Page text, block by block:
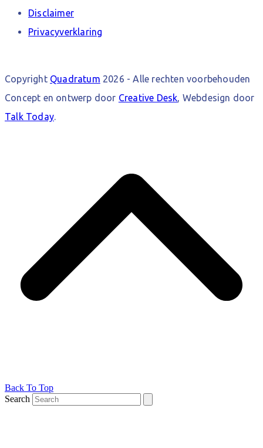
Disclaimer
Privacyverklaring
Copyright Quadratum 2026 - Alle rechten voorbehouden
Concept en ontwerp door Creative Desk , Webdesign door
Talk Today
Back To Top
Search